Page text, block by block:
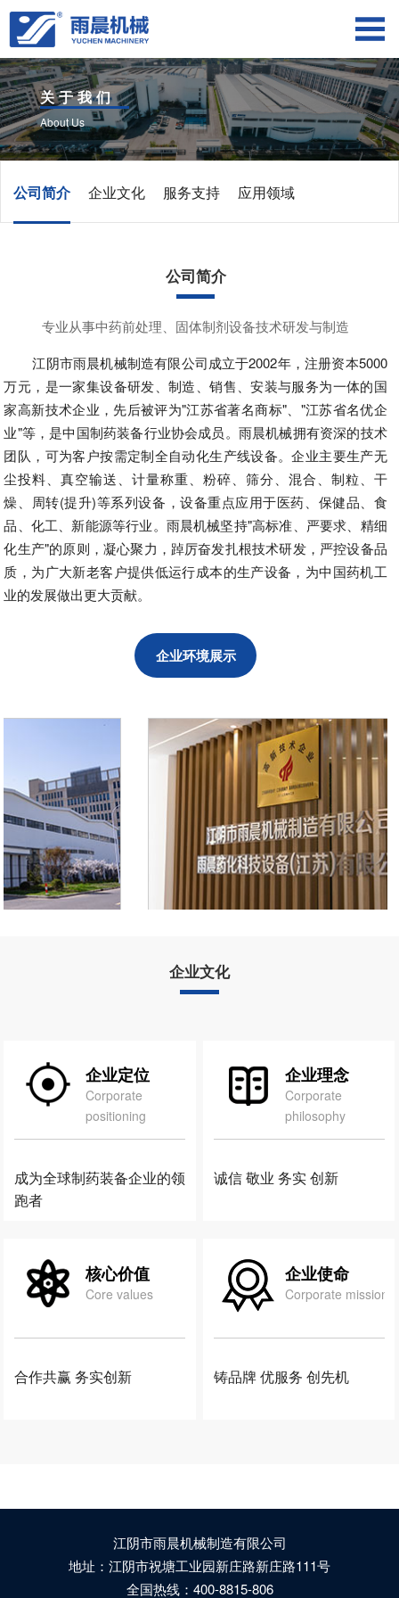
关于我们
About Us
公司简介 企业文化 服务支持 应用领域
公司简介
专业从事中药前处理、固体制剂设备技术研发与制造
江阴市雨晨机械制造有限公司成立于2002年，注册资本5000
万元，是一家集设备研发、制造、销售、安装与服务为一体的国
家高新技术企业，先后被评为"江苏省著名商标"、"江苏省名优企
业"等，是中国制药装备行业协会成员。雨晨机械拥有资深的技术
团队，可为客户按需定制全自动化生产线设备。企业主要生产无
尘投料、真空输送、计量称重、粉碎、筛分、混合、制粒、干
燥、周转(提升)等系列设备，设备重点应用于医药、保健品、食
品、化工、新能源等行业。雨晨机械坚持"高标准、严要求、精细
化生产"的原则，凝心聚力，踔厉奋发扎根技术研发，严控设备品
质，为广大新老客户提供低运行成本的生产设备，为中国药机工
业的发展做出更大贡献。
企业环境展示
企业文化
企业定位
Corporate
positioning
成为全球制药装备企业的领
跑者
企业理念
Corporate
philosophy
诚信 敬业 务实 创新
核心价值
Core values
合作共赢 务实创新
企业使命
Corporate mission
铸品牌 优服务 创先机
江阴市雨晨机械制造有限公司
地址：江阴市祝塘工业园新庄路新庄路111号
全国热线：400-8815-806